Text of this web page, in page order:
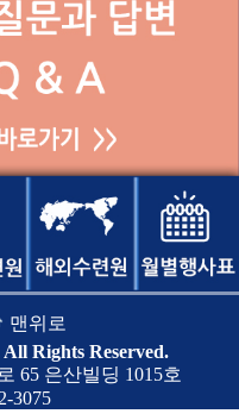
맨위로
Rights Reserved.
65 은산빌딩 1015호
3075